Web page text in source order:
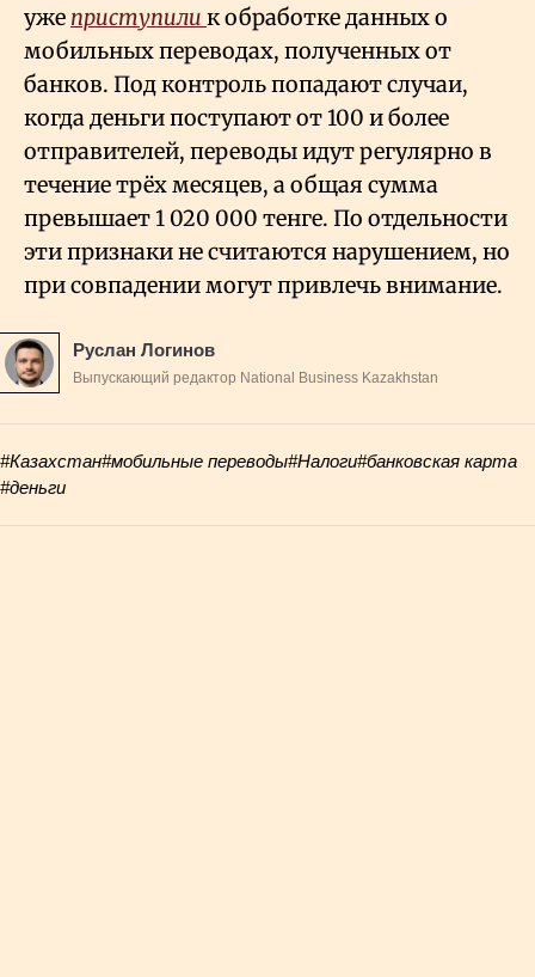
уже приступили к обработке данных о
мобильных переводах, полученных от
банков. Под контроль попадают случаи,
когда деньги поступают от 100 и более
отправителей, переводы идут регулярно в
течение трёх месяцев, а общая сумма
превышает 1 020 000 тенге. По отдельности
эти признаки не считаются нарушением, но
при совпадении могут привлечь внимание.
Руслан Логинов
Выпускающий редактор National Business Kazakhstan
#Казахстан#мобильные переводы#Налоги#банковская карта
#деньги